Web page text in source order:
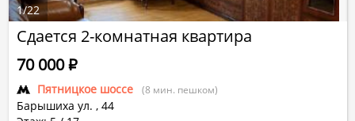
Сдается 2-комнатная квартира
Пятницкое шоссе (8 мин. пешком)
Барышиха ул. , 44
70 000Р
1/22